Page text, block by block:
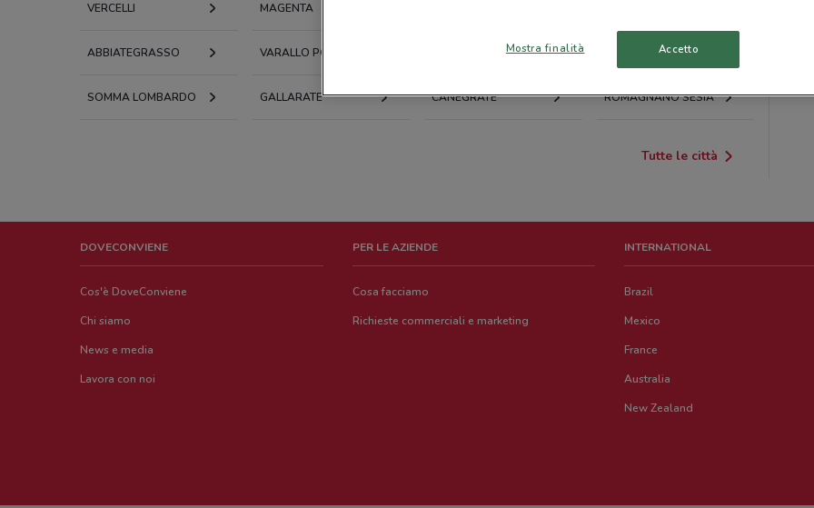
VERCELLI MAGENTA
ABBIATEGRASSO VARALLO POMBIA BUSTO ARSIZIO
SOMMA LOMBARDO GALLARATE CANEGRATE ROMAGNANO SESIA
Tutte le città
DOVECONVIENE
Cos'è DoveConviene
Chi siamo
News e media
Lavora con noi
PER LE AZIENDE
Cosa facciamo
Richieste commerciali e marketing
INTERNATIONAL
Brazil
Mexico
France
Australia
New Zealand
Mostra finalità Accetto